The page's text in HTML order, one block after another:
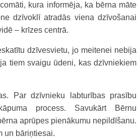
kura informēja, ka bērna māte
dzīvoklī atradās viena dzīvošanai
– krīzes centrā.
dzīvesvietu, jo meitenei nebija
tiem svaigu ūdeni, kas dzīvniekiem
Par dzīvnieku labturības prasību
process. Savukārt Bērnu
aprūpes pienākumu nepildīšanu.
un bāriņtiesai.